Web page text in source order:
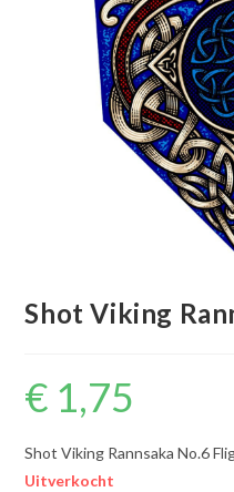
Shot Viking
€ 1,75
Shot Viking Rannsaka No.6
Uitverkocht